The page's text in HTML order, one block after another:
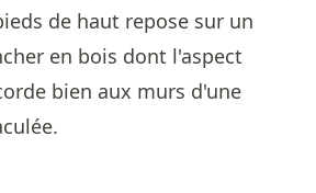
de haut repose sur un
en bois dont l'aspect
bien aux murs d'une